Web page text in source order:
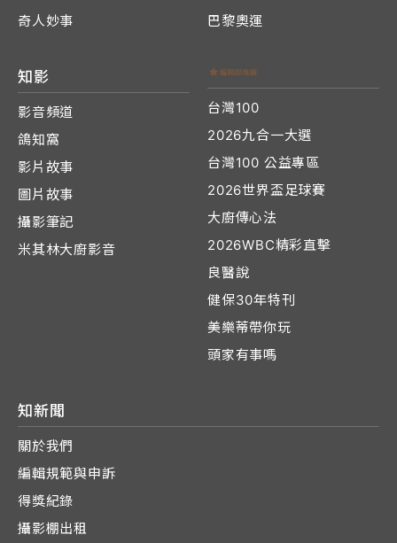
奇人妙事
巴黎奧運
知影
影音頻道
鴿知窩
影片故事
圖片故事
攝影筆記
米其林大廚影音
台灣100
2026九合一大選
台灣100 公益專區
2026世界盃足球賽
大廚傳心法
2026WBC精彩直擊
良醫說
健保30年特刊
美樂蒂帶你玩
頭家有事嗎
知新聞
關於我們
編輯規範與申訴
得獎紀錄
攝影棚出租